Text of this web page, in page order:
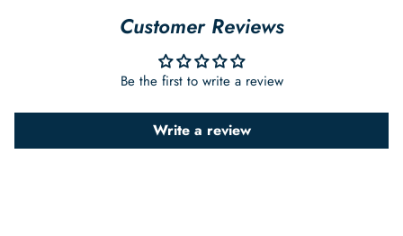
Customer Reviews
Be the first to write a review
Write a review